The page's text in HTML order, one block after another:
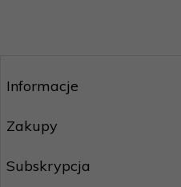
Informacje
Zakupy
Subskrypcja